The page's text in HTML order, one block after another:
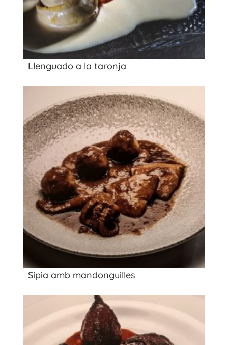
Llenguado a la taronja
Sípia amb mandonguilles